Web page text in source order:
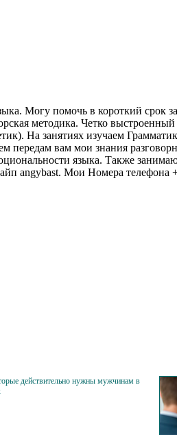
Могу помочь в короткий срок
методика. Четко
На занятиях изучаем
вам мои знания
языка. Также
angybast. Мои Номера телефона
действительно нужны мужчинам в